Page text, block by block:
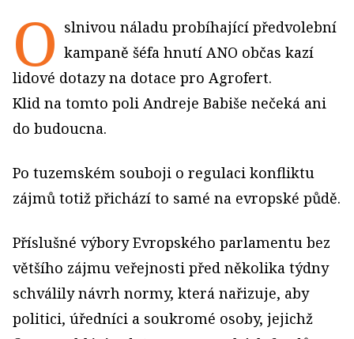
O slnivou náladu probíhající předvolební
kampaně šéfa hnutí ANO občas kazí
lidové dotazy na dotace pro Agrofert.
Klid na tomto poli Andreje Babiše nečeká ani
do budoucna.
Po tuzemském souboji o regulaci konfliktu
zájmů totiž přichází to samé na evropské půdě.
Příslušné výbory Evropského parlamentu bez
většího zájmu veřejnosti před několika týdny
schválily návrh normy, která nařizuje, aby
politici, úředníci a soukromé osoby, jejichž